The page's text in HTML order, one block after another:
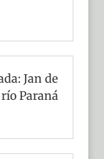
Jan de
Paraná